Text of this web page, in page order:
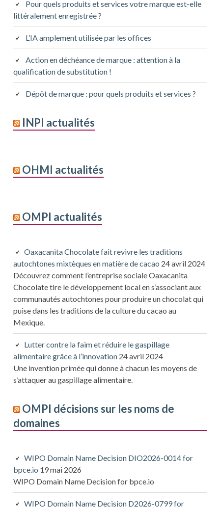
Pour quels produits et services votre marque est-elle
littéralement enregistrée ?
L’IA amplement utilisée par les offices
Action en déchéance de marque : attention à la
qualification de substitution !
Dépôt de marque : pour quels produits et services ?
INPI actualités
OHMI actualités
OMPI actualités
Oaxacanita Chocolate fait revivre les traditions
autochtones mixtèques en matière de cacao 24 avril 2024
Découvrez comment l’entreprise sociale Oaxacanita
Chocolate tire le développement local en s’associant aux
communautés autochtones pour produire un chocolat qui
puise dans les traditions de la culture du cacao au
Mexique.
Lutter contre la faim et réduire le gaspillage
alimentaire grâce à l’innovation 24 avril 2024
Une invention primée qui donne à chacun les moyens de
s’attaquer au gaspillage alimentaire.
OMPI décisions sur les noms de
domaines
WIPO Domain Name Decision DIO2026-0014 for
bpce.io 19 mai 2026
WIPO Domain Name Decision for bpce.io
WIPO Domain Name Decision D2026-0799 for